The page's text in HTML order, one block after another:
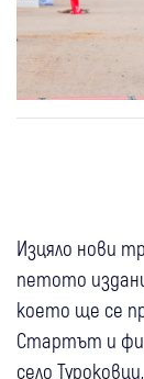
Изцяло нови
петото
което ще се
Стартът и
село